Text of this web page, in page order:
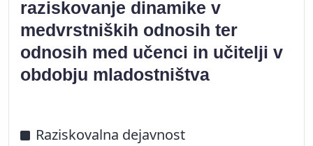
raziskovanje dinamike v
medvrstniških odnosih ter
odnosih med učenci in učitelji v
obdobju mladostništva
Raziskovalna dejavnost